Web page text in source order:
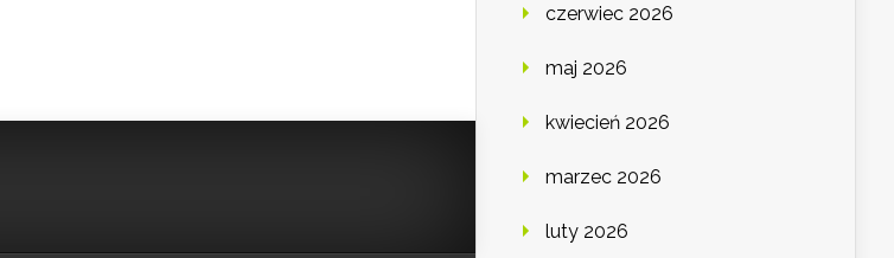
czerwiec 2026
maj 2026
kwiecień 2026
marzec 2026
luty 2026